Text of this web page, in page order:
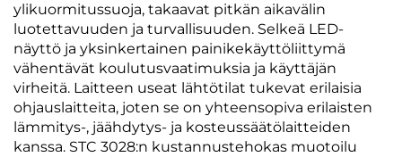
ylikuormitussuoja, takaavat pitkän aikavälin
luotettavuuden ja turvallisuuden. Selkeä LED-
näyttö ja yksinkertainen painikekäyttöliittymä
vähentävät koulutusvaatimuksia ja käyttäjän
virheitä. Laitteen useat lähtötilat tukevat erilaisia
ohjauslaitteita, joten se on yhteensopiva erilaisten
lämmitys-, jäähdytys- ja kosteussäätölaitteiden
kanssa. STC 3028:n kustannustehokas muotoilu